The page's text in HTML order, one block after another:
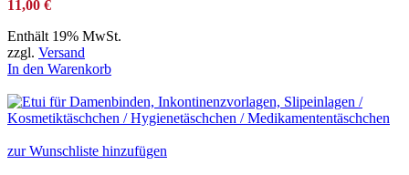
11,00 €
Enthält 19% MwSt.
zzgl. Versand
In den Warenkorb
zur Wunschliste hinzufügen